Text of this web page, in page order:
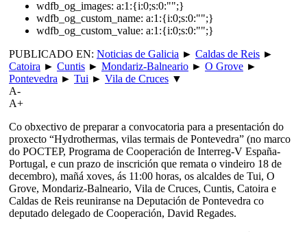
wdfb_og_images: a:1:{i:0;s:0:"";}
wdfb_og_custom_name: a:1:{i:0;s:0:"";}
wdfb_og_custom_value: a:1:{i:0;s:0:"";}
PUBLICADO EN: Noticias de Galicia ► Caldas de Reis ►
Catoira ► Cuntis ► Mondariz-Balneario ► O Grove ►
Pontevedra ► Tui ► Vila de Cruces ▼
A-
A+
Co obxectivo de preparar a convocatoria para a presentación do
proxecto “Hydrothermas, vilas termais de Pontevedra” (no marco
do POCTEP, Programa de Cooperación de Interreg-V España-
Portugal, e cun prazo de inscrición que remata o vindeiro 18 de
decembro), mañá xoves, ás 11:00 horas, os alcaldes de Tui, O
Grove, Mondariz-Balneario, Vila de Cruces, Cuntis, Catoira e
Caldas de Reis reuniranse na Deputación de Pontevedra co
deputado delegado de Cooperación, David Regades.